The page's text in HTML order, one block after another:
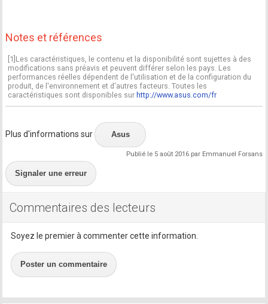
Notes et références
[1]Les caractéristiques, le contenu et la disponibilité sont sujettes à des
modifications sans préavis et peuvent différer selon les pays. Les
performances réelles dépendent de l'utilisation et de la configuration du
produit, de l'environnement et d'autres facteurs. Toutes les
caractéristiques sont disponibles sur http://www.asus.com/fr
Plus d'informations sur Asus
Publié le 5 août 2016 par Emmanuel Forsans
Signaler une erreur
Commentaires des lecteurs
Soyez le premier à commenter cette information.
Poster un commentaire